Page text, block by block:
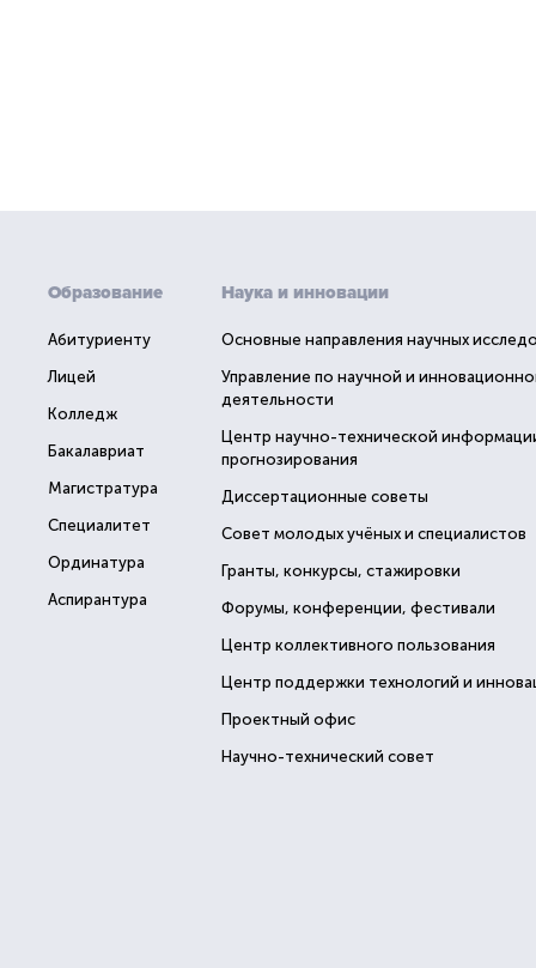
Образование
Абитуриенту
Лицей
Колледж
Бакалавриат
Магистратура
Специалитет
Ординатура
Аспирантура
Наука и инновации
Основные направления научных
Управление по научной и
деятельности
Центр научно-технической
прогнозирования
Диссертационные советы
Совет молодых учёных и специалистов
Гранты, конкурсы, стажировки
Форумы, конференции, фестивали
Центр коллективного пользования
Центр поддержки технологий и
Проектный офис
Научно-технический совет